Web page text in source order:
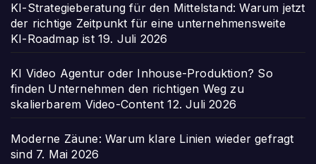
KI-Strategieberatung für den Mittelstand: Warum jetzt
der richtige Zeitpunkt für eine unternehmensweite
KI-Roadmap ist 19. Juli 2026
KI Video Agentur oder Inhouse-Produktion? So
finden Unternehmen den richtigen Weg zu
skalierbarem Video-Content 12. Juli 2026
Moderne Zäune: Warum klare Linien wieder gefragt
sind 7. Mai 2026